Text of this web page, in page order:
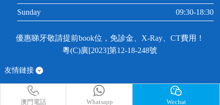
澳門電話 Whatsapp Wechat
Sunday 09:30-18:30
優惠睇牙敬請提前book位，免診金、X-Ray、CT費用！
粵(C)廣[2023]第12-18-248號
友情鏈接